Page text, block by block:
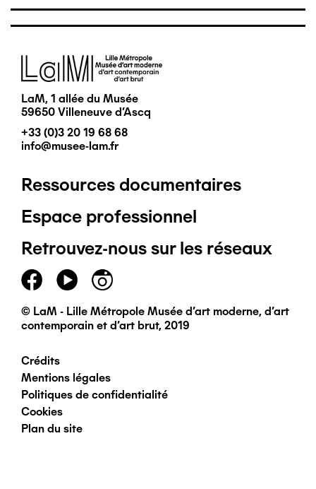
Image
LaM, 1 allée du Musée
59650 Villeneuve d'Ascq
+33 (0)3 20 19 68 68
info@musee-lam.fr
Pied
de
page
principal
Ressources documentaires
Espace professionnel
Retrouvez-nous sur les réseaux
© LaM - Lille Métropole Musée d'art moderne, d'art
contemporain et d'art brut, 2019
Pied
de
page
Crédits
Mentions légales
Politiques de confidentialité
Cookies
Plan du site